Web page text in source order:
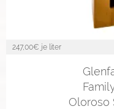
247,00€ je liter
Oloroso